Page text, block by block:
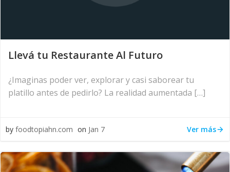
Llevá tu Restaurante Al Futuro
¿Imaginas poder ver, explorar y casi saborear tu
platillo antes de pedirlo? La realidad aumentada […]
by foodtopiahn.com on Jan 7 Ver más